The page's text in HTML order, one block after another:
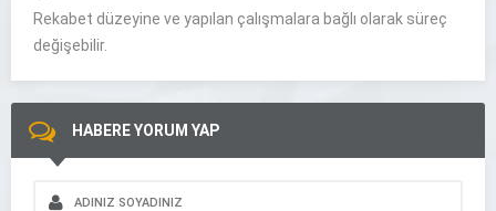
Rekabet düzeyine ve yapılan çalışmalara bağlı olarak süreç
değişebilir.
HABERE YORUM YAP